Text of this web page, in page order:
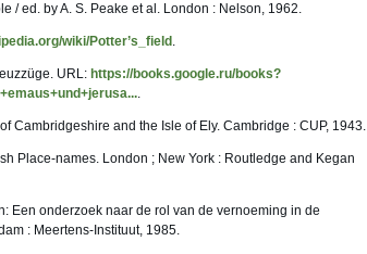
/ ed. by A. S. Peake et al. London : Nelson, 1962.
wiki/Potter’s_field .
URL: https://books.google.ru/books?
.
Cambridgeshire and the Isle of Ely. Cambridge : CUP, 1943.
Place-names. London ; New York : Routledge and Kegan
Een onderzoek naar de rol van de vernoeming in de
: Meertens-Instituut, 1985.